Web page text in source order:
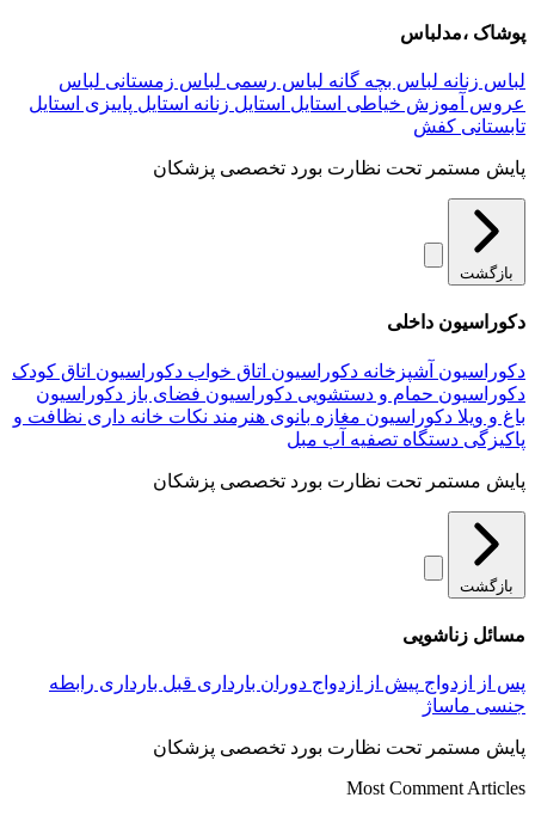
پوشاک ،مدلباس
لباس زنانه لباس بچه گانه لباس رسمی لباس زمستانی لباس
عروس آموزش خیاطی استایل استایل زنانه استایل پاییزی استایل
تابستانی کفش
پایش مستمر تحت نظارت بورد تخصصی پزشکان
بازگشت
دکوراسیون داخلی
دکوراسیون آشپزخانه دکوراسیون اتاق خواب دکوراسیون اتاق کودک
دکوراسیون حمام و دستشویی دکوراسیون فضای باز دکوراسیون
باغ و ویلا دکوراسیون مغازه بانوی هنرمند نکات خانه داری نظافت و
پاکیزگی دستگاه تصفیه آب مبل
پایش مستمر تحت نظارت بورد تخصصی پزشکان
بازگشت
مسائل زناشویی
پس از ازدواج پیش از ازدواج دوران بارداری قبل بارداری رابطه
جنسی ماساژ
پایش مستمر تحت نظارت بورد تخصصی پزشکان
Most Comment Articles